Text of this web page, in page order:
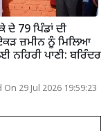
79 ਪਿੰਡਾਂ ਦੀ
ਜ਼ਮੀਨ ਨੂੰ ਮਿਲਿਆ
ਨਹਿਰੀ ਪਾਣੀ: ਬਰਿੰਦਰ
29 Jul 2026 19:59:23